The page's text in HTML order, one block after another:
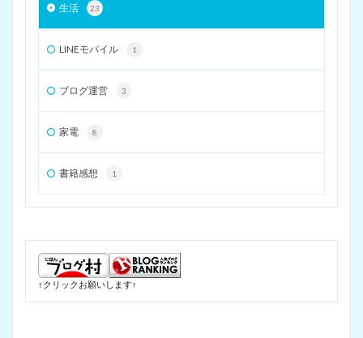
生活 23
LINEモバイル 1
ブログ運営 3
家電 8
書籍感想 1
↑クリックお願いします↑